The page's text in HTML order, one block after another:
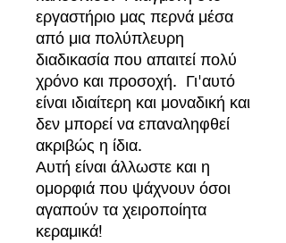
εργαστήριο μας περνά μέσα
από μια πολύπλευρη
διαδικασία που απαιτεί πολύ
χρόνο και προσοχή. Γι'αυτό
είναι ιδιαίτερη και μοναδική και
δεν μπορεί να επαναληφθεί
ακριβώς η ίδια.
Αυτή είναι άλλωστε και η
ομορφιά που ψάχνουν όσοι
αγαπούν τα χειροποίητα
κεραμικά!